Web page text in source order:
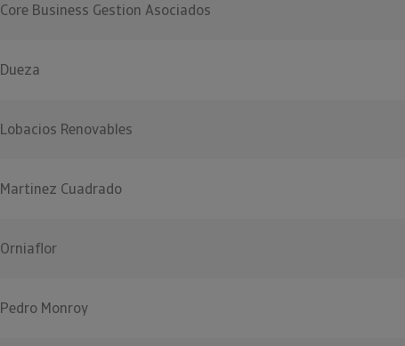
Core Business Gestion Asociados
Dueza
Lobacios Renovables
Martinez Cuadrado
Orniaflor
Pedro Monroy